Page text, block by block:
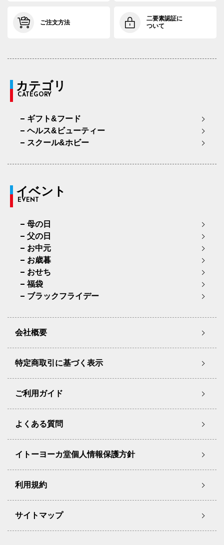
ご注文方法
二要素認証に
ついて
カテゴリ
CATEGORY
ギフト&フード
ヘルス&ビューティー
スクール&ホビー
イベント
EVENT
母の日
父の日
お中元
お歳暮
おせち
福袋
ブラックフライデー
会社概要
特定商取引に基づく表示
ご利用ガイド
よくある質問
イトーヨーカ堂個人情報保護方針
利用規約
サイトマップ